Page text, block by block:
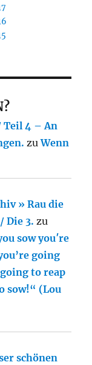
Teil 4 – An
zuWenn
» Rau die
Die 3. zu
sow you′re
going
to reap
sow!“ (Lou
schönen